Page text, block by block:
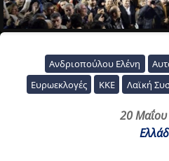
Ανδριοπούλου Ελένη
Ευρωεκλογές
ΚΚΕ Λαϊκή
20